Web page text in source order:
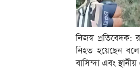
নিজস্ব প্রতিবেদক:
নিহত হয়েছেন
বাসিন্দা এবং